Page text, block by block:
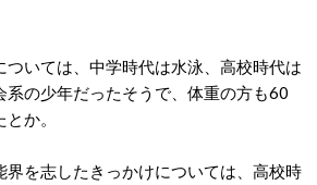
ついては、中学時代は水泳、高校時代は
系の少年だったそうで、体重の方も60
か。
界を志したきっかけについては、高校時